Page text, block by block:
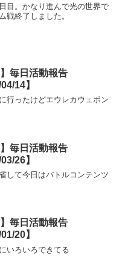
目。かなり進んで光の世界で
戦終了しました。
】毎日活動報告
14】
行ったけどエウレカウェポン
】毎日活動報告
26】
して今日はバトルコンテンツ
】毎日活動報告
20】
いろいろできてる